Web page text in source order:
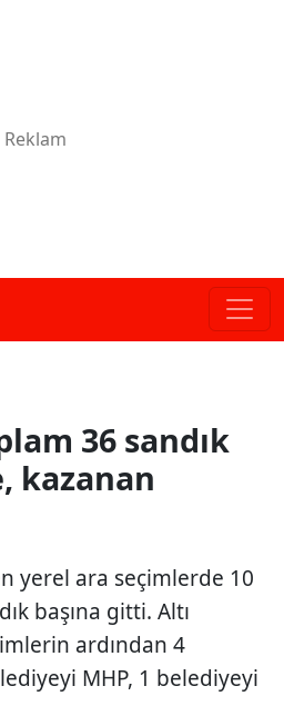
36 sandık
kazanan
yerel ara seçimlerde 10
başına gitti. Altı
ardından 4
MHP, 1 belediyeyi